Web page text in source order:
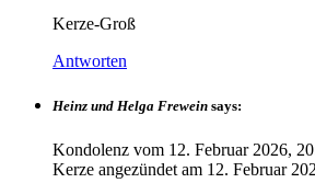
Kerze-Groß
Antworten
Heinz und Helga Frewein says:
Kondolenz vom 12. Februar 2026,
Kerze angezündet am 12. Februar